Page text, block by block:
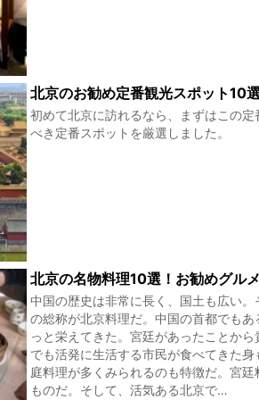
北京のお勧め定番観光スポット10
初めて北京に訪れるなら、まずはこの
べき定番スポットを厳選しました。
北京の名物料理10選！お勧めグル
中国の歴史は非常に長く、国土も広い
の総称が北京料理だ。中国の首都でも
っと栄えてきた。宮廷があったことか
でも活発に生活する市民が食べてきた
庭料理が多くみられるのも特徴だ。宮
ものだ。そして、活気ある北京で…